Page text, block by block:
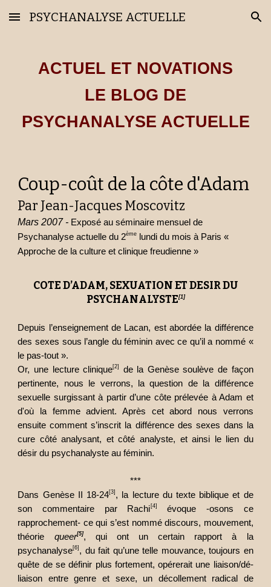
Skip to main content Skip to navigation
PSYCHANALYSE ACTUELLE
ACTUEL ET NOVATIONS
LE BLOG DE
PSYCHANALYSE ACTUELLE
Coup-coût de la côte d'Adam
Par Jean-Jacques Moscovitz
Mars 2007 - Exposé au séminaire mensuel de
Psychanalyse actuelle du 2ème
lundi du mois à Paris «
Approche de la culture et clinique freudienne »
COTE D’ADAM, SEXUATION ET DESIR DU
PSYCHANALYSTE[1]
Depuis l’enseignement de Lacan, est abordée la différence
des sexes sous l’angle du féminin avec ce qu’il a nommé «
le pas-tout ».
Or, une lecture clinique[2]
de la Genèse soulève de façon
pertinente, nous le verrons, la question de la différence
sexuelle surgissant à partir d’une côte prélevée à Adam et
d'où la femme advient. Après cet abord nous verrons
ensuite comment s’inscrit la différence des sexes dans la
cure côté analysant, et côté analyste, et ainsi le lien du
désir du psychanalyste au féminin.
***
Dans Genèse II 18-24[3] , la lecture du texte biblique et de
son commentaire par Rachi [4]
évoque -osons ce
rapprochement- ce qui s’est nommé discours, mouvement,
théorie queer[5], qui ont un certain rapport à la
psychanalyse[6] , du fait qu’une telle mouvance, toujours en
quête de se définir plus fortement, opérerait une liaison/dé-
liaison entre genre et sexe, un décollement radical de